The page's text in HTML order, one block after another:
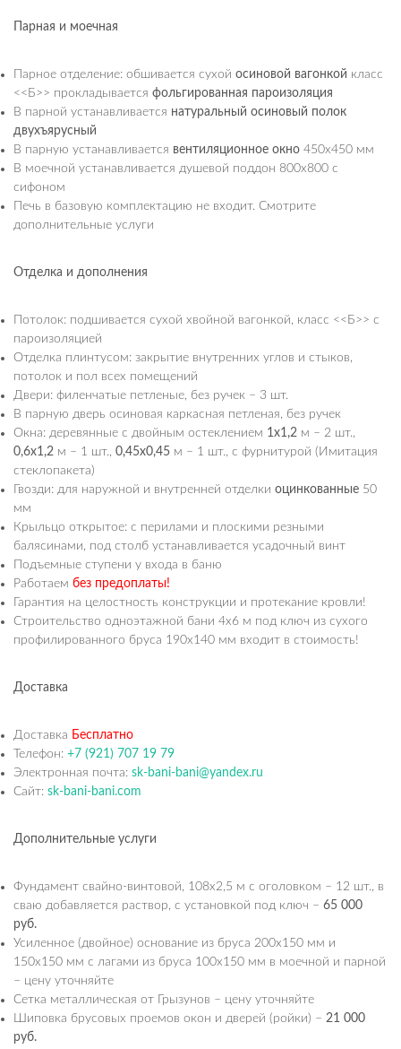
Парная и моечная
Парное отделение: обшивается сухой осиновой вагонкой класс
<<Б>> прокладывается фольгированная пароизоляция
В парной устанавливается натуральный осиновый полок
двухъярусный
В парную устанавливается вентиляционное окно 450х450 мм
В моечной устанавливается душевой поддон 800х800 с
сифоном
Печь в базовую комплектацию не входит. Смотрите
дополнительные услуги
Отделка и дополнения
Потолок: подшивается сухой хвойной вагонкой, класс <<Б>> с
пароизоляцией
Отделка плинтусом: закрытие внутренних углов и стыков,
потолок и пол всех помещений
Двери: филенчатые петленые, без ручек – 3 шт.
В парную дверь осиновая каркасная петленая, без ручек
Окна: деревянные с двойным остеклением 1х1,2 м – 2 шт.,
0,6х1,2 м – 1 шт., 0,45х0,45 м – 1 шт., с фурнитурой (Имитация
стеклопакета)
Гвозди: для наружной и внутренней отделки оцинкованные 50
мм
Крыльцо открытое: с перилами и плоскими резными
балясинами, под столб устанавливается усадочный винт
Подъемные ступени у входа в баню
Работаем без предоплаты!
Гарантия на целостность конструкции и протекание кровли!
Строительство одноэтажной бани 4х6 м под ключ из сухого
профилированного бруса 190х140 мм входит в стоимость!
Доставка
Доставка Бесплатно
Телефон: +7 (921) 707 19 79
Электронная почта: sk-bani-bani@yandex.ru
Сайт: sk-bani-bani.com
Дополнительные услуги
Фундамент свайно-винтовой, 108х2,5 м с оголовком – 12 шт., в
сваю добавляется раствор, с установкой под ключ – 65 000
руб.
Усиленное (двойное) основание из бруса 200х150 мм и
150х150 мм с лагами из бруса 100х150 мм в моечной и парной
– цену уточняйте
Сетка металлическая от Грызунов – цену уточняйте
Шиповка брусовых проемов окон и дверей (ройки) – 21 000
руб.